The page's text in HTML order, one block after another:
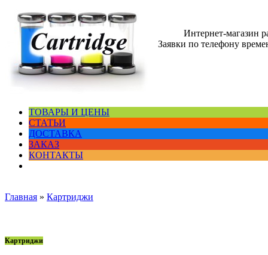
Интернет-магазин
Заявки по телефону
ТОВАРЫ И ЦЕНЫ
СТАТЬИ
ДОСТАВКА
ЗАКАЗ
КОНТАКТЫ
Главная » Картриджи
Картриджи